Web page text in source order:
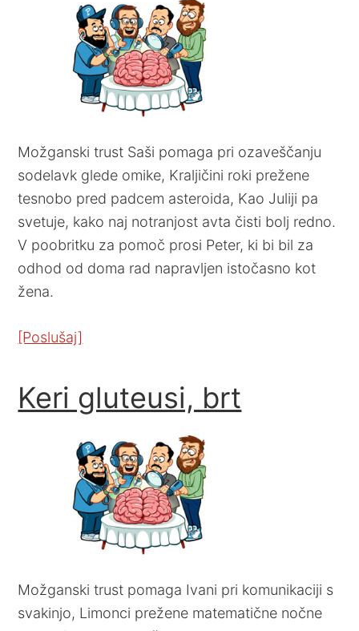
Možganski trust Saši pomaga pri ozaveščanju
sodelavk glede omike, Kraljičini roki prežene
tesnobo pred padcem asteroida, Kao Juliji pa
svetuje, kako naj notranjost avta čisti bolj redno.
V poobritku za pomoč prosi Peter, ki bi bil za
odhod od doma rad napravljen istočasno kot
žena.
[Poslušaj]
Keri gluteusi, brt
Možganski trust pomaga Ivani pri komunikaciji s
svakinjo, Limonci prežene matematične nočne